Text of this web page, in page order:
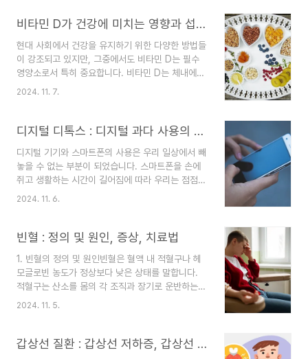
은 여러 가지가 있지만, ..
지 못하면 치료가 어려워지고 예후도 나빠지게 됩니
요성이 더욱 부각되고 있습니다. 비침습적 암 진단
이란, 환자에게 신체적 부담이나 고통을 주지 않으
면서 암을 진단할 수 있는 방법을 의미합니다. 전통
적인 암 진단 방법인 조직 검사나 수술적 절개는 종
적 진단 기술은 피..
비타민 D가 건강에 미치는 영향과 섭취 방법
현대 사회에서 건강을 유지하기 위한 다양한 방법들
이 강조되고 있지만, 그중에서도 비타민 D는 필수
영양소로서 특히 중요합니다. 비타민 D는 체내에서
자연적으로 합성될 수 있지만, 실내 생활이 증가하
에 필수적이기에 그 중요성을 간과해서는 안 됩니
는 증상부터 비타민 D가 건강에 미치는 긍정적인
효과, 그리고 이를 일상에서 자연스럽게 섭취할 수
있는 방법을 알아보겠습니다. 비타민 D가 부족할
때 나타나는 증상 비타민 D는 우리 몸에서 여러 중
의 증상을 미리 파..
2024. 11. 7.
디지털 디톡스 : 디지털 과다 사용의 위험성과 실천법
디지털 기기와 스마트폰의 사용은 우리 일상에서 빼
놓을 수 없는 부분이 되었습니다. 스마트폰을 손에
쥐고 생활하는 시간이 길어짐에 따라 우리는 점점
더 많은 정보에 노출되고, 과도한 디지털 의존이 나
미칠 수 있다는 사실을 간과해서는 안 됩니다. 디지
방법 중 하나입니다. 디지털 과다 사용의 위험성
스마트폰과 디지털 기기의 사용은 생활을 편리하게
해주지만, 그에 따른 부작용도 많습니다. 첫째, 지나
치게 디지털 기기를 사용하면 눈의 피로와 시력 저
담을 주며, 장..
2024. 11. 6.
빈혈 : 정의 및 원인, 증상, 치료법
1. 빈혈의 정의 및 원인빈혈은 혈액 내 적혈구나 헤
모글로빈 농도가 정상보다 낮은 상태를 말합니다.
적혈구는 산소를 몸의 각 조직과 장기로 운반하는
중요한 역할을 하며, 헤모글로빈은 그 역할을 수행
다. 혈액 검사에서 헤모글로빈 수치가 정상 이하일
2024. 11. 5.
갑상선 질환 : 갑상선 저하증, 갑상선 항진증, 진단 방법